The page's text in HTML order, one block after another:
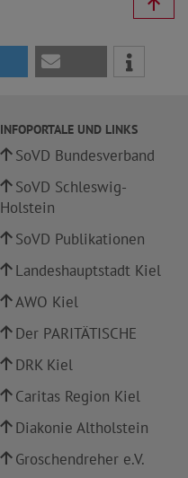
INFOPORTALE UND LINKS
SoVD Bundesverband
SoVD Schleswig-
Holstein
SoVD Publikationen
Landeshauptstadt Kiel
AWO Kiel
Der PARITÄTISCHE
DRK Kiel
Caritas Region Kiel
Diakonie Altholstein
Groschendreher e.V.